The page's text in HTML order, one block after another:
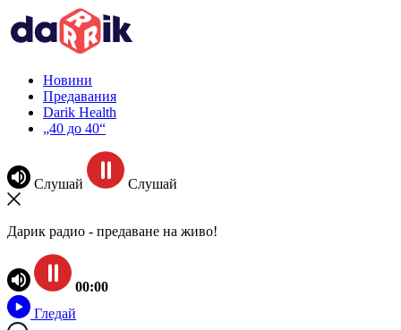
Новини
Предавания
Darik Health
„40 до 40“
Слушай Слушай
Дарик радио - предаване на живо!
00:00
Гледай